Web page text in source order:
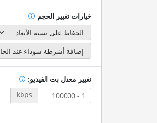
خيارات تغيير الحجم
تغيير معدل بت الفيديو:
kbps